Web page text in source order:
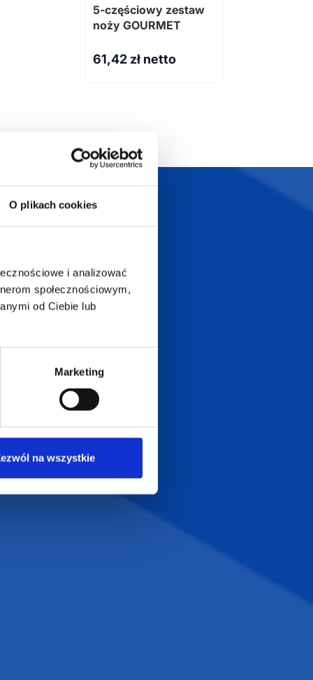
O plikach cookies
i analizować
społecznościowym,
od Ciebie lub
Marketing
na wszystkie
5-częściowy zestaw
noży GOURMET
61,42 zł netto
Szeroka oferta
biuro@supergadzet.com
Zapraszamy do kontaktu
w godzinach 8:00 - 16:00
Dołącz do nas na